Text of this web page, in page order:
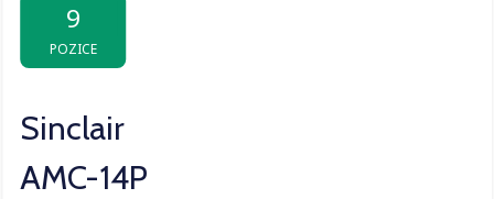
9
POZICE
Sinclair
AMC-14P